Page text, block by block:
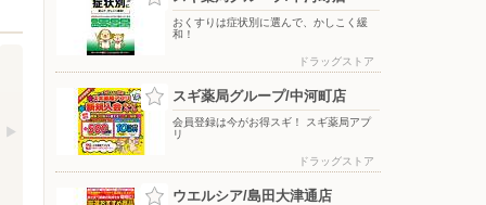
おくすりは症状別に選んで、かしこく緩
和！
ドラッグストア
スギ薬局グループ/中河町店
会員登録は今がお得スギ！ スギ薬局アプ
リ
ドラッグストア
ウエルシア/島田大津通店